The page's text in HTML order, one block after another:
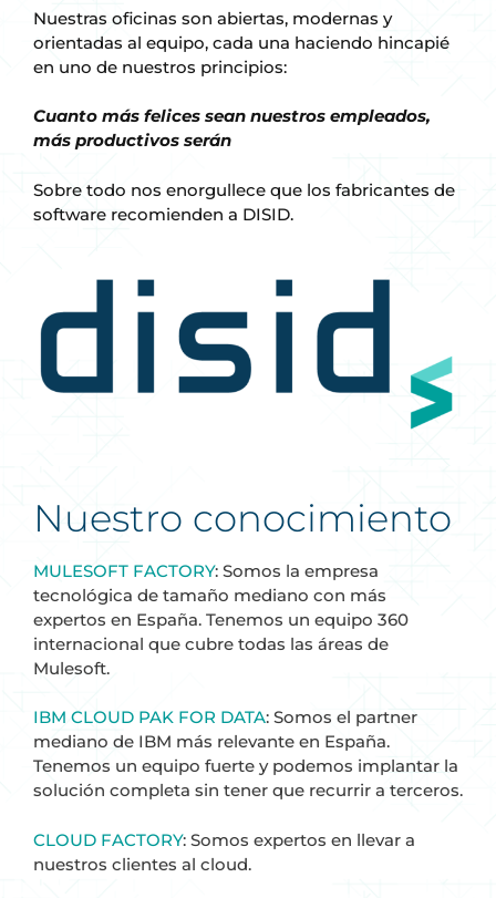
Nuestras oficinas son abiertas, modernas y
orientadas al equipo, cada una haciendo hincapié
en uno de nuestros principios:
Cuanto más felices sean nuestros empleados,
más productivos serán
Sobre todo nos enorgullece que los fabricantes de
software recomienden a DISID.
Nuestro conocimiento
MULESOFT FACTORY: Somos la empresa
tecnológica de tamaño mediano con más
expertos en España. Tenemos un equipo 360
internacional que cubre todas las áreas de
Mulesoft.
IBM CLOUD PAK FOR DATA: Somos el partner
mediano de IBM más relevante en España.
Tenemos un equipo fuerte y podemos implantar la
solución completa sin tener que recurrir a terceros.
CLOUD FACTORY: Somos expertos en llevar a
nuestros clientes al cloud.